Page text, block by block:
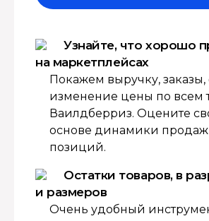
Узнайте, что хорошо
на маркетплейсах
Покажем выручку, заказы,
изменение цены по всем
Ваилдберриз. Оцените
основе динамики продаж
позиций.
Остатки товаров, в
и размеров
Очень удобный